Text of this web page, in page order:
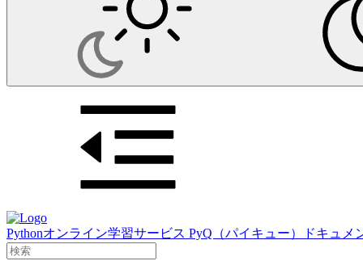
Pythonオンライン学習サービス PyQ（パイキュー）ドキュメ